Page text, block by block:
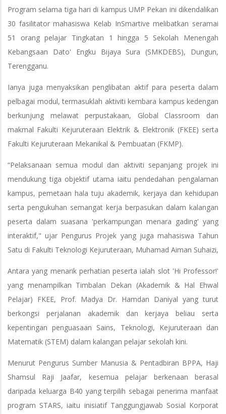
Program selama tiga hari di kampus UMP Pekan ini dikendalikan
30 fasilitator mahasiswa Kelab InSmartive melibatkan seramai
51 orang pelajar Tingkatan 1 hingga 5 Sekolah Menengah
Kebangsaan Dato' Engku Bijaya Sura (SMKDEBS), Dungun,
Terengganu.
Ianya juga menyaksikan penglibatan aktif para peserta dalam
pelbagai modul, termasuklah aktiviti kembara kampus kedengan
berkunjung melawat perpustakaan, Global Classroom dan
makmal Fakulti Kejuruteraan Elektrik & Elektronik (FKEE) serta
Fakulti Kejuruteraan Mekanikal & Pembuatan (FKMP).
“Pelaksanaan semua modul dan aktiviti sepanjang projek ini
mendukung tiga objektif utama iaitu pendedahan pengalaman
kampus, pemetaan hala tuju akademik, kerjaya dan kehidupan
serta pengukuhan semangat kerja berpasukan dalam kalangan
peserta dalam suasana 'perkampungan menara gading' yang
interaktif," ujar Pengurus Projek yang juga mahasiswa Tahun
Satu di Fakulti Teknologi Kejuruteraan, Muhamad Aiman Suhaizi,
Antara yang menarik perhatian peserta ialah slot 'Hi Professor!'
yang menampilkan Timbalan Dekan (Akademik & Hal Ehwal
Pelajar) FKEE, Prof. Madya Dr. Hamdan Daniyal yang turut
berkongsi perjalanan akademik dan kerjaya beliau serta
kepentingan penguasaan Sains, Teknologi, Kejuruteraan dan
Matematik (STEM) dalam kalangan pelajar sekolah kini.
Menurut Pengurus Sumber Manusia & Pentadbiran BPPA, Haji
Shamsul Raji Jaafar, kesemua pelajar berkenaan berasal
daripada keluarga B40 yang terpilih sebagai penerima manfaat
program STARS, iaitu inisiatif Tanggungjawab Sosial Korporat